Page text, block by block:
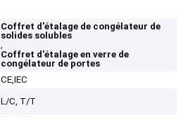
Coffret d'étalage de congélateur de
solides solubles
,
Coffret d'étalage en verre de
congélateur de portes
CE,IEC
L/C, T/T